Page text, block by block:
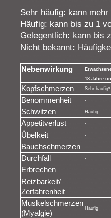
Sehr häufig: kann
Häufig: kann bis zu 1
Gelegentlich: kann bis
Nicht bekannt:
Nebenwirkung
18 Jahre
Kopfschmerzen Sehr häufig*
Benommenheit -
Schwitzen Häufig
Appetitverlust -
Übelkeit -
Bauchschmerzen -
Durchfall -
Erbrechen -
Reizbarkeit/
Zerfahrenheit
-
Muskelschmerzen
(Myalgie)
Häufig